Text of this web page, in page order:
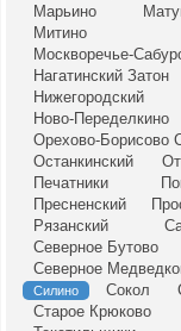
Марьино
Митино
Москворечье-
Нагатинский Затон
Нижегородский
Ново-Переделкино
Орехово-Борисово
Останкинский
Печатники
Пресненский
Рязанский
Северное Бутово
Северное
Силино Сокол
Старое Крюково